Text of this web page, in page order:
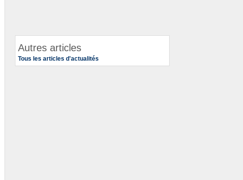
Autres articles
Tous les articles d'actualités